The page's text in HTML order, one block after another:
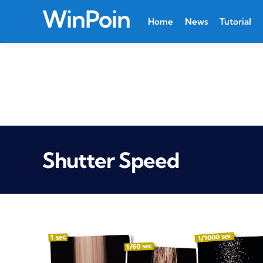
WinPoin Home News Tutorial
Shutter Speed